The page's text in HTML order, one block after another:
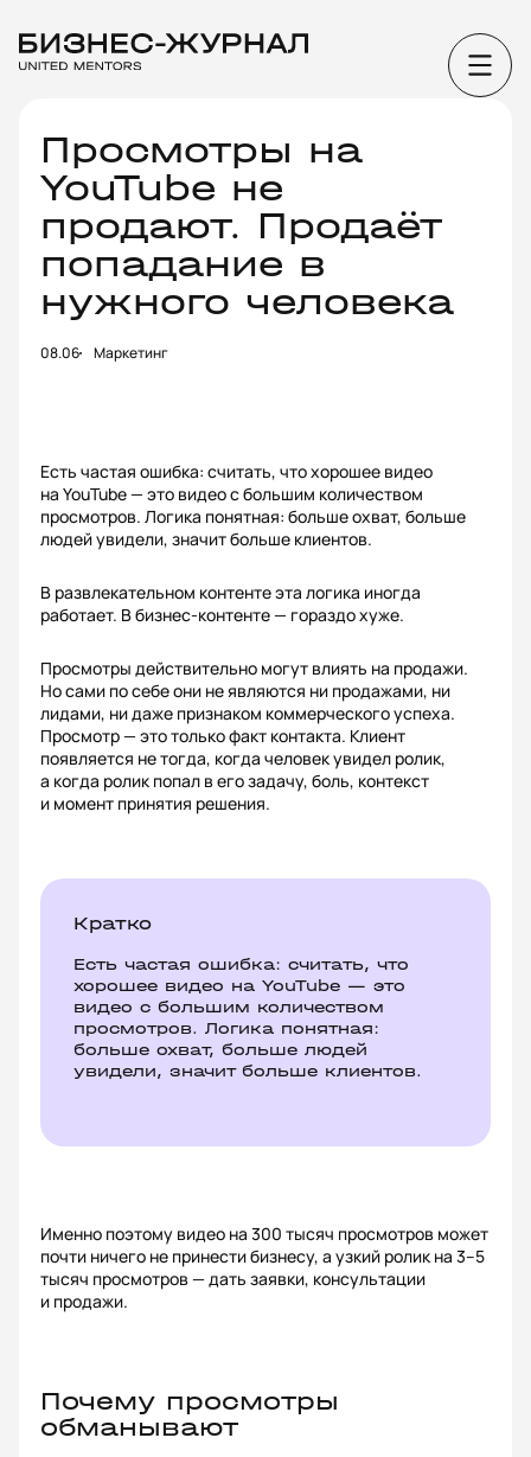
Просмотры на
YouTube не
продают. Продаёт
попадание в
нужного человека
08.06 Маркетинг
Есть частая ошибка: считать, что хорошее видео
на YouTube — это видео с большим количеством
просмотров. Логика понятная: больше охват, больше
людей увидели, значит больше клиентов.
В развлекательном контенте эта логика иногда
работает. В бизнес-контенте — гораздо хуже.
Просмотры действительно могут влиять на продажи.
Но сами по себе они не являются ни продажами, ни
лидами, ни даже признаком коммерческого успеха.
Просмотр — это только факт контакта. Клиент
появляется не тогда, когда человек увидел ролик,
а когда ролик попал в его задачу, боль, контекст
и момент принятия решения.
Кратко
Есть частая ошибка: считать, что
хорошее видео на YouTube — это
видео с большим количеством
просмотров. Логика понятная:
больше охват, больше людей
увидели, значит больше клиентов.
Именно поэтому видео на 300 тысяч просмотров может
почти ничего не принести бизнесу, а узкий ролик на 3–5
тысяч просмотров — дать заявки, консультации
и продажи.
Почему просмотры
обманывают